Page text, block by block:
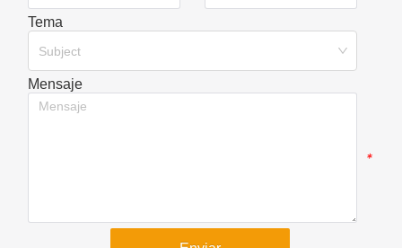
Tema
Subject
Mensaje
*